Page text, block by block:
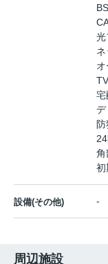
BS
光
宅
デ
防
角
初
設備(その他) -
周辺施設